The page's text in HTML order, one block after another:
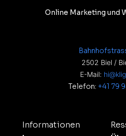
Online Marketing und
2502 Biel /
E-Mail:
Telefon: +41 79
Informationen